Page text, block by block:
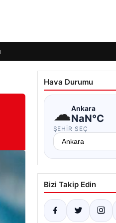
Hava Durumu
☁Ankara
NaN°C
ŞEHIR SEÇ
Bizi Takip Edin